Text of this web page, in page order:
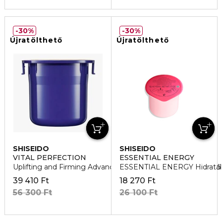
Újratölthető
SHISEIDO
VITAL PERFECTION
Uplifting and Firming Advanced Enriched Arckrém utántöltő
39 410 Ft
56 300 Ft
30%
Újratölthető
SHISEIDO
ESSENTIAL ENERGY
ESSENTIAL ENERGY
18 270 Ft
26 100 Ft
30%